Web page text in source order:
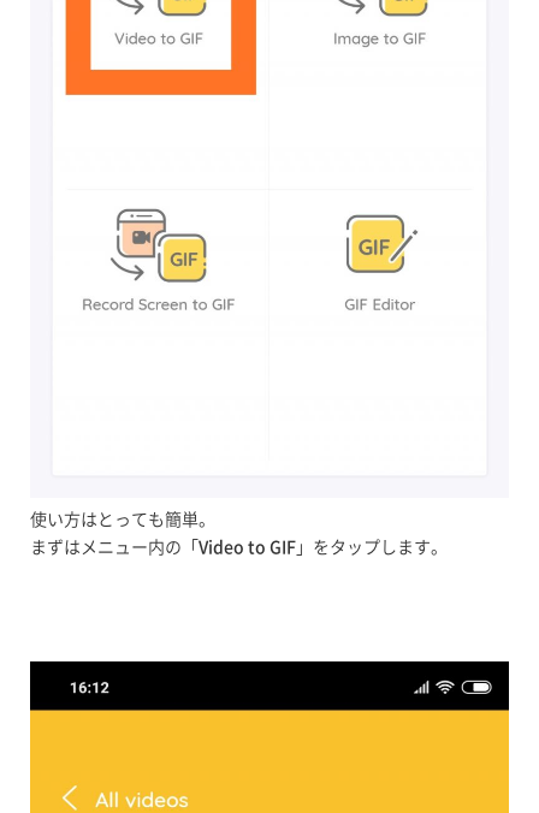
使い方はとっても簡単。
まずはメニュー内の「 Video to GIF 」をタップします。